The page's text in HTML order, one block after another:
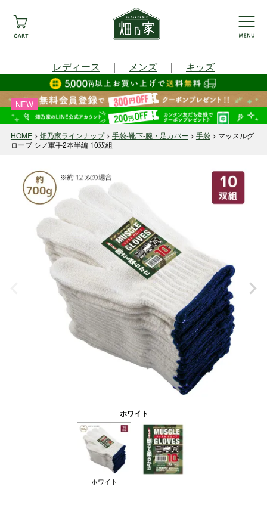
レディース ｜ メンズ ｜ キッズ
HOME 畑乃家ラインナップ 手袋-靴下-腕・足カバー 手袋
マッスルグ
ローブ シノ軍手2本半編 10双組
ホワイト
ホワイト
NEW